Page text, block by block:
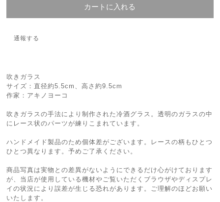
カートに入れる
通報する
吹きガラス
サイズ：直径約5.5cm、高さ約9.5cm
作家：アキノヨーコ
吹きガラスの手法により制作された冷酒グラス。透明のガラスの中
にレース状のパーツが練りこまれています。
ハンドメイド製品のため個体差がございます。レースの柄もひとつ
ひとつ異なります。予めご了承ください。
商品写真は実物との差異がないようにできるだけ心がけております
が、当店が使用している機材やご覧いただくブラウザやディスプレ
イの状況により誤差が生じる恐れがあります。ご理解のほどお願い
いたします。